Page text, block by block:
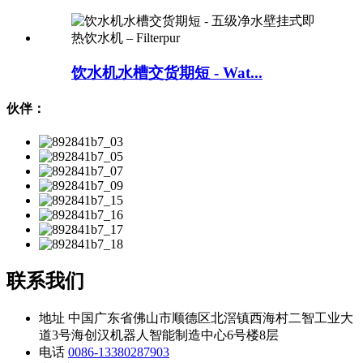
饮水机水槽交货期短 - Wat...
伙伴：
联系我们
地址 中国广东省佛山市顺德区北滘镇西海村二智工业大
道3号海创汉机器人智能制造中心6号楼8层
电话 0086-13380287903